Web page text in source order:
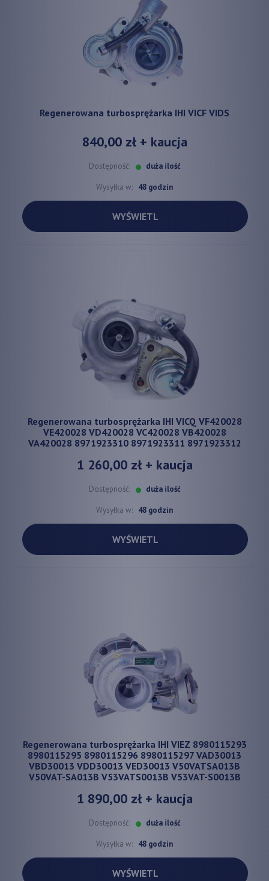
Regenerowana turbosprężarka IHI VICF VIDS
840,00 zł+ kaucja
Dostępność: duża ilość
Wysyłka w: 48 godzin
WYŚWIETL
Regenerowana turbosprężarka IHI VICQ VF420028
VE420028 VD420028 VC420028 VB420028
VA420028 8971923310 8971923311 8971923312
1 260,00 zł+ kaucja
Dostępność: duża ilość
Wysyłka w: 48 godzin
WYŚWIETL
Regenerowana turbosprężarka IHI VIEZ 8980115293
8980115295 8980115296 8980115297 VAD30013
VBD30013 VDD30013 VED30013 V50VATSA013B
V50VAT-SA013B V53VATS0013B V53VAT-S0013B
1 890,00 zł+ kaucja
Dostępność: duża ilość
Wysyłka w: 48 godzin
WYŚWIETL